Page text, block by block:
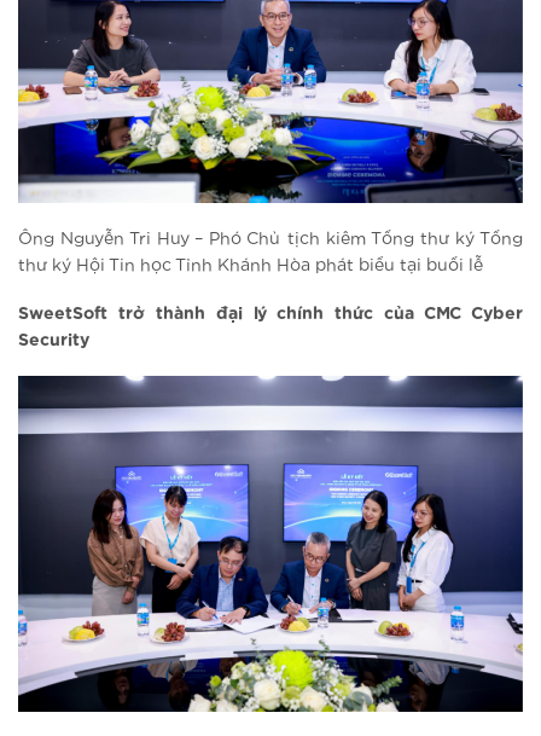
Ông Nguyễn Tri Huy – Phó Chủ tịch kiêm Tổng thư ký Tổng
thư ký Hội Tin học Tỉnh Khánh Hòa phát biểu tại buổi lễ
SweetSoft trở thành đại lý chính thức của CMC Cyber
Security